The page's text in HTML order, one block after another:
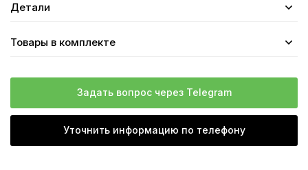
Детали
Товары в комплекте
Задать вопрос через Telegram
Уточнить информацию по телефону